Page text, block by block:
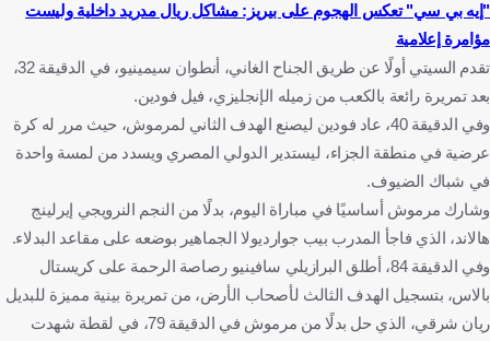
"إيه بي سي" تعكس الهجوم على بيريز: مشاكل ريال مدريد داخلية وليست
مؤامرة إعلامية
تقدم السيتي أولًا عن طريق الجناح الغاني، أنطوان سيمينيو، في الدقيقة 32،
بعد تمريرة رائعة بالكعب من زميله الإنجليزي، فيل فودين.
وفي الدقيقة 40، عاد فودين ليصنع الهدف الثاني لمرموش، حيث مرر له كرة
عرضية في منطقة الجزاء، ليستدير الدولي المصري ويسدد من لمسة واحدة
في شباك الضيوف.
وشارك مرموش أساسيًا في مباراة اليوم، بدلًا من النجم النرويجي إيرلينج
هالاند، الذي فاجأ المدرب بيب جوارديولا الجماهير بوضعه على مقاعد البدلاء.
وفي الدقيقة 84، أطلق البرازيلي سافينيو رصاصة الرحمة على كريستال
بالاس، بتسجيل الهدف الثالث لأصحاب الأرض، من تمريرة بينية مميزة للبديل
ريان شرقي، الذي حل بدلًا من مرموش في الدقيقة 79، في لقطة شهدت